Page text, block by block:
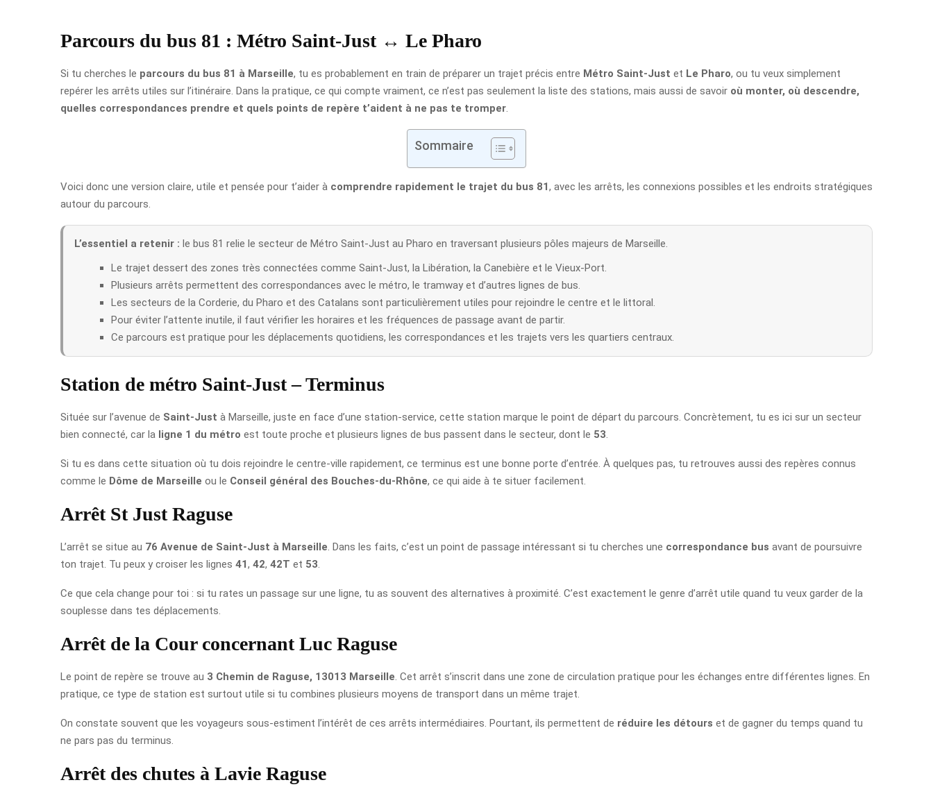
Parcours du bus 81 : Métro Saint-Just ↔ Le Pharo
Si tu cherches le parcours du bus 81 à Marseille, tu es probablement en train de préparer un trajet précis entre Métro Saint-Just et Le Pharo, ou tu veux simplement
repérer les arrêts utiles sur l’itinéraire. Dans la pratique, ce qui compte vraiment, ce n’est pas seulement la liste des stations, mais aussi de savoir où monter, où descendre,
quelles correspondances prendre et quels points de repère t’aident à ne pas te tromper
Sommaire
Voici donc une version claire, utile et pensée pour t’aider à comprendre rapidement le trajet du bus 81, avec les arrêts, les connexions possibles et les endroits stratégiques
autour du parcours.
L’essentiel a retenir : le bus 81 relie le secteur de Métro Saint-Just au Pharo en traversant plusieurs pôles majeurs de Marseille.
Le trajet dessert des zones très connectées comme Saint-Just, la Libération, la Canebière et le Vieux-Port.
Plusieurs arrêts permettent des correspondances avec le métro, le tramway et d’autres lignes de bus.
Les secteurs de la Corderie, du Pharo et des Catalans sont particulièrement utiles pour rejoindre le centre et le littoral.
Pour éviter l’attente inutile, il faut vérifier les horaires et les fréquences de passage avant de partir.
Ce parcours est pratique pour les déplacements quotidiens, les correspondances et les trajets vers les quartiers centraux.
Station de métro Saint-Just – Terminus
Située sur l’avenue de Saint-Just à Marseille, juste en face d’une station-service, cette station marque le point de départ du parcours. Concrètement, tu es ici sur un secteur
bien connecté, car la ligne 1 du métro est toute proche et plusieurs lignes de bus passent dans le secteur, dont le 53
Si tu es dans cette situation où tu dois rejoindre le centre-ville rapidement, ce terminus est une bonne porte d’entrée. À quelques pas, tu retrouves aussi des repères connus
comme le Dôme de Marseille ou le Conseil général des Bouches-du-Rhône, ce qui aide à te situer facilement.
Arrêt St Just Raguse
L’arrêt se situe au 76 Avenue de Saint-Just à Marseille . Dans les faits, c’est un point de passage intéressant si tu cherches une correspondance bus avant de poursuivre
ton trajet. Tu peux y croiser les lignes 41, 42, 42T et 53
Ce que cela change pour toi : si tu rates un passage sur une ligne, tu as souvent des alternatives à proximité. C’est exactement le genre d’arrêt utile quand tu veux garder de la
souplesse dans tes déplacements.
Arrêt de la Cour concernant Luc Raguse
Le point de repère se trouve au 3 Chemin de Raguse, 13013 Marseille . Cet arrêt s’inscrit dans une zone de circulation pratique pour les échanges entre différentes lignes. En
pratique, ce type de station est surtout utile si tu combines plusieurs moyens de transport dans un même trajet.
On constate souvent que les voyageurs sous-estiment l’intérêt de ces arrêts intermédiaires. Pourtant, ils permettent de réduire les détours et de gagner du temps quand tu
ne pars pas du terminus.
Arrêt des chutes à Lavie Raguse